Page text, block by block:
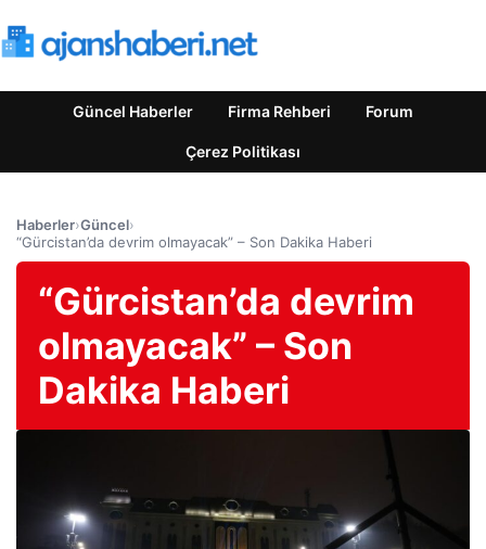
Güncel Haberler Firma Rehberi Forum
Çerez Politikası
Haberler›Güncel›
“Gürcistan’da devrim olmayacak” – Son Dakika Haberi
“Gürcistan’da devrim
olmayacak” – Son
Dakika Haberi